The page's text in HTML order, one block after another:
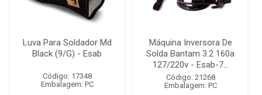
Luva Para Soldador Md
Black (9/G) - Esab
Código: 17348
Embalagem: PC
Máquina Inversora De
Solda Bantam 3.2 160a
127/220v - Esab-7...
Código: 21268
Embalagem: PC